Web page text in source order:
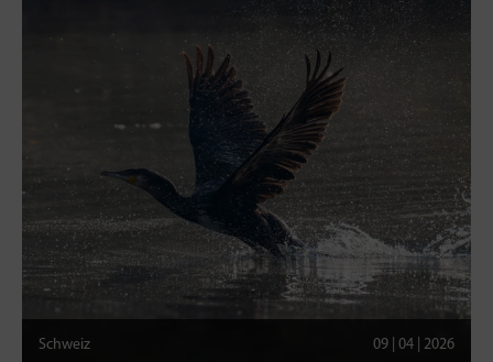
Schweiz 09 | 04 | 2026